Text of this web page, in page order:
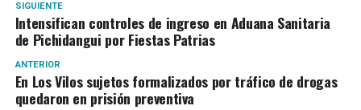
SIGUIENTE
Intensifican controles de ingreso en Aduana Sanitaria
de Pichidangui por Fiestas Patrias
ANTERIOR
En Los Vilos sujetos formalizados por tráfico de drogas
quedaron en prisión preventiva